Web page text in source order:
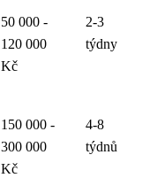
50 000 -
120 000
Kč
2-3
týdny
150 000 -
300 000
Kč
4-8
týdnů